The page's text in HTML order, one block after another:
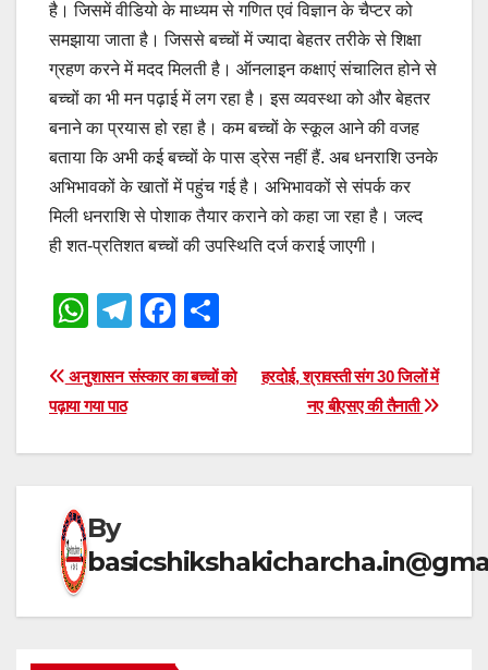
है। जिसमें वीडियो के माध्यम से गणित एवं विज्ञान के चैप्टर को
समझाया जाता है। जिससे बच्चों में ज्यादा बेहतर तरीके से शिक्षा
ग्रहण करने में मदद मिलती है। ऑनलाइन कक्षाएं संचालित होने से
बच्चों का भी मन पढ़ाई में लग रहा है। इस व्यवस्था को और बेहतर
बनाने का प्रयास हो रहा है। कम बच्चों के स्कूल आने की वजह
बताया कि अभी कई बच्चों के पास ड्रेस नहीं हैं. अब धनराशि उनके
अभिभावकों के खातों में पहुंच गई है। अभिभावकों से संपर्क कर
मिली धनराशि से पोशाक तैयार कराने को कहा जा रहा है। जल्द
ही शत-प्रतिशत बच्चों की उपस्थिति दर्ज कराई जाएगी।
W
at
s
A
p
T
e
a
F
c
b
k
ar
Post
navigation
हरदोई, श्रावस्ती संग 30 जिलों में
नए बीएसए की तैनाती
अनुशासन संस्कार का बच्चों को
पढ़ाया गया पाठ
By